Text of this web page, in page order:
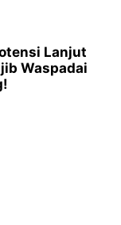
Lanjut
Waspadai